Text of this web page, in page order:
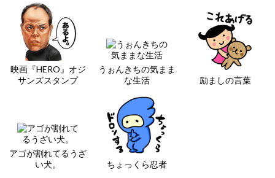
映画『HERO』オジ
サンズスタンプ
うぉんきちの気まま
な生活
励ましの言葉
アゴが割れてるうざ
い犬。
ちょっくら忍者